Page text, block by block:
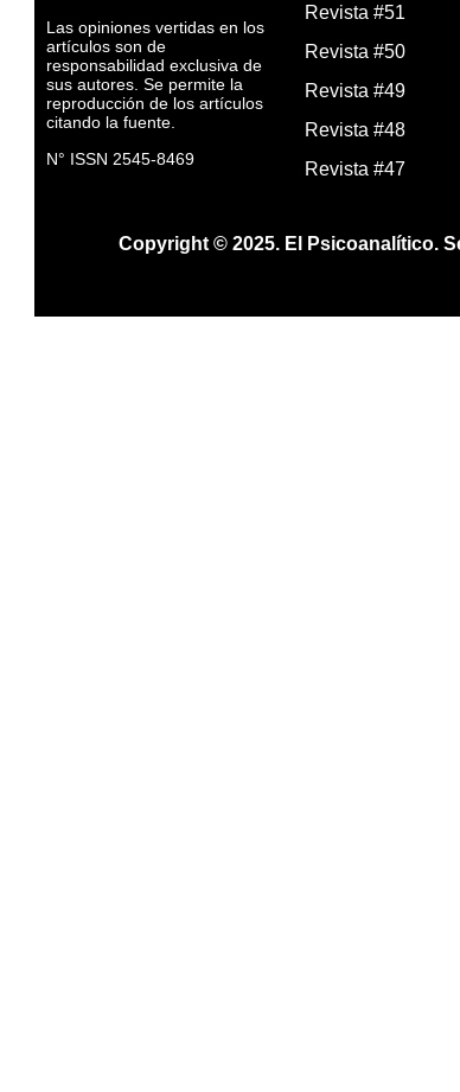
Las opiniones vertidas en los
artículos son de
responsabilidad exclusiva de
sus autores. Se permite la
reproducción de los artículos
citando la fuente.
N° ISSN 2545-8469
Revista #51
Revista #50
Revista #49
Revista #48
Revista #47
Copyright © 2025. El Psicoanalítico.